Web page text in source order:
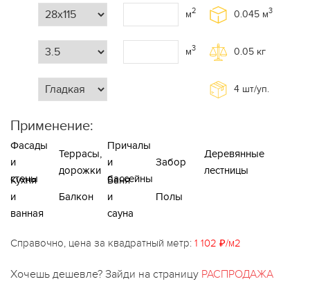
м2
м3
0.045 м3
0.05 кг
4 шт/уп.
Применение:
Фасады
и
стены
Террасы,
дорожки
Причалы
и
бассейны
Забор
Деревянные
лестницы
Кухня
и
ванная
Балкон
Баня
и
сауна
Полы
Справочно, цена за квадратный метр: 1 102 ₽/м2
Хочешь дешевле? Зайди на страницу РАСПРОДАЖА